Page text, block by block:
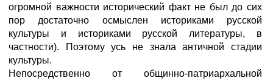
огромной важности исторический факт не был до сих
пор достаточно осмыслен историками русской
культуры и историками русской литературы, в
частности). Поэтому усь не знала античной стадии
культуры.
Непосредственно от общинно-патриархальной